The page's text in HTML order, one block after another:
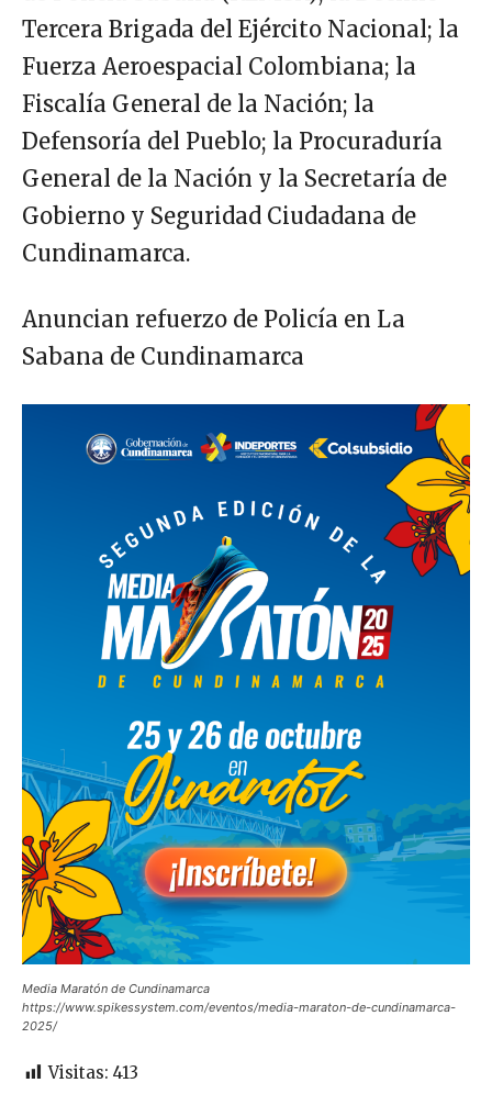
Tercera Brigada del Ejército Nacional; la
Fuerza Aeroespacial Colombiana; la
Fiscalía General de la Nación; la
Defensoría del Pueblo; la Procuraduría
General de la Nación y la Secretaría de
Gobierno y Seguridad Ciudadana de
Cundinamarca.
Anuncian refuerzo de Policía en La
Sabana de Cundinamarca
Media Maratón de Cundinamarca
https://www.spikessystem.com/eventos/media-maraton-de-cundinamarca-
2025/
Visitas: 413